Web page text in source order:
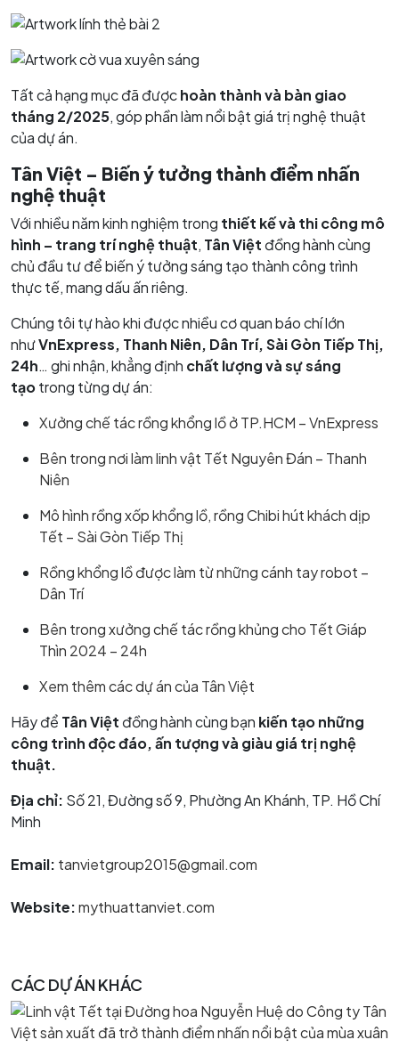
Tất cả hạng mục đã đượchoàn thành và bàn giao
tháng 2/2025, góp phần làm nổi bật giá trị nghệ thuật
của dự án.
Tân Việt – Biến ý tưởng thành điểm nhấn
nghệ thuật
Với nhiều năm kinh nghiệm trong thiết kế và thi công mô
hình – trang trí nghệ thuật, Tân Việt đồng hành cùng
chủ đầu tư để biến ý tưởng sáng tạo thành công trình
thực tế, mang dấu ấn riêng.
Chúng tôi tự hào khi được nhiều cơ quan báo chí lớn
nhưVnExpress, Thanh Niên, Dân Trí, Sài Gòn Tiếp Thị,
24h… ghi nhận, khẳng định chất lượng và sự sáng
tạotrong từng dự án:
Xưởng chế tác rồng khổng lồ ở TP.HCM – VnExpress
Bên trong nơi làm linh vật Tết Nguyên Đán – Thanh
Niên
Mô hình rồng xốp khổng lồ, rồng Chibi hút khách dịp
Tết – Sài Gòn Tiếp Thị
Rồng khổng lồ được làm từ những cánh tay robot –
Dân Trí
Bên trong xưởng chế tác rồng khủng cho Tết Giáp
Thìn 2024 – 24h
Xem thêm các dự án của Tân Việt
Hãy để Tân Việt đồng hành cùng bạn kiến tạo những
công trình độc đáo, ấn tượng và giàu giá trị nghệ
thuật.
Địa chỉ: Số 21, Đường số 9, Phường An Khánh, TP. Hồ Chí
Minh
Email: tanvietgroup2015@gmail.com
Website:mythuattanviet.com
CÁC DỰ ÁN KHÁC